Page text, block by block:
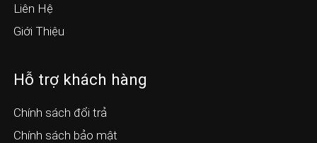
Liên Hệ
Giới Thiệu
Hỗ trợ khách hàng
Chính sách đổi trả
Chính sách bảo mật